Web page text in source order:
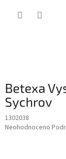
Betexa
Sychrov
1302038
Průměrné
Neohodnoceno